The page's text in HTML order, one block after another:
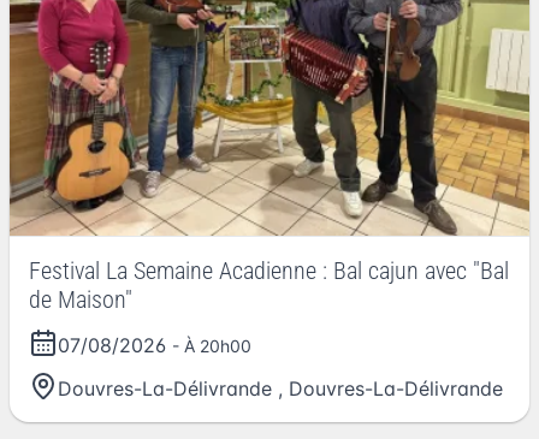
Festival La Semaine Acadienne : Bal cajun avec "Bal
de Maison"
07/08/2026 - À 20h00
Douvres-La-Délivrande , Douvres-La-Délivrande